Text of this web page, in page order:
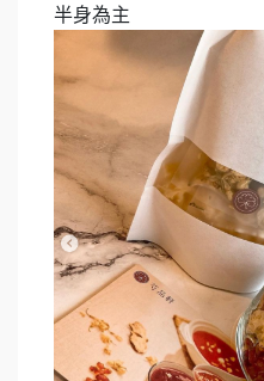
半身為主